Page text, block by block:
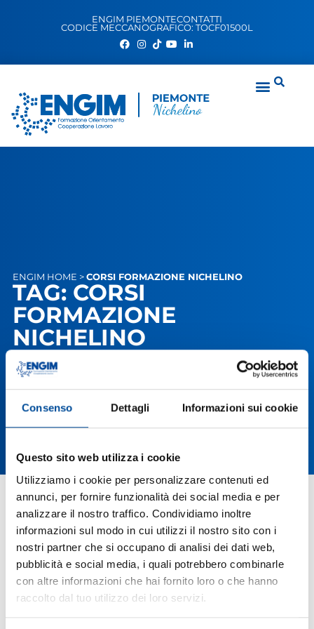
Consenso Dettagli Informazioni sui cookie
Questo sito web utilizza i cookie
Utilizziamo i cookie per personalizzare contenuti ed
annunci, per fornire funzionalità dei social media e per
analizzare il nostro traffico. Condividiamo inoltre
informazioni sul modo in cui utilizzi il nostro sito con i
nostri partner che si occupano di analisi dei dati web,
pubblicità e social media, i quali potrebbero combinarle
con altre informazioni che hai fornito loro o che hanno
raccolto dal tuo utilizzo dei loro servizi.
ENGIM PIEMONTECONTATTI
CODICE MECCANOGRAFICO: TOCF01500L
ENGIM HOME > CORSI FORMAZIONE NICHELINO
TAG: CORSI
FORMAZIONE
NICHELINO